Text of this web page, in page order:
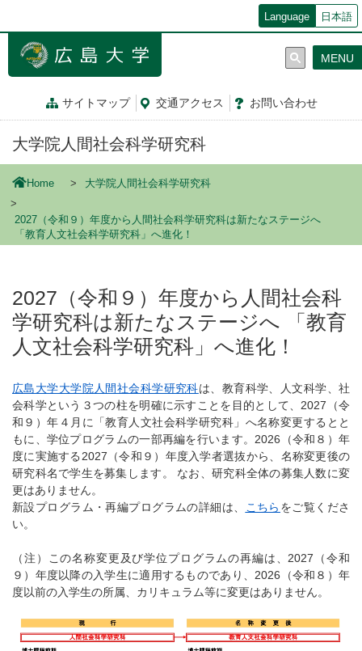
ン
Language 日本語
サイトマップ 交通アクセス お問い合わせ
MENU
大学院人間社会科学研究科
Home 大学院人間社会科学研究科
2027（令和９）年度から人間社会科学研究科は新たなステージへ
「教育人文社会科学研究科」へ進化！
2027（令和９）年度から人間社会科
学研究科は新たなステージへ 「教育
人文社会科学研究科」へ進化！
広島大学大学院人間社会科学研究科は、教育科学、人文科学、社
会科学という３つの柱を明確に示すことを目的として、 2027 （令
和９）年４月に「教育人文社会科学研究科」へ名称変更するとと
もに、学位プログラムの一部再編を行います。 2026 （令和８）年
度に実施する 2027 （令和９）年度入学者選抜から、名称変更後の
研究科名で学生を募集します。 なお、研究科全体の募集人数に変
更はありません。
新設プログラム・再編プログラムの詳細は、
こちら をご覧くださ
い。
（注）この名称変更及び学位プログラムの再編は、2027（令和
９）年度以降の入学生に適用するものであり、2026（令和８）年
度以前の入学生の所属、カリキュラム等に変更はありません。